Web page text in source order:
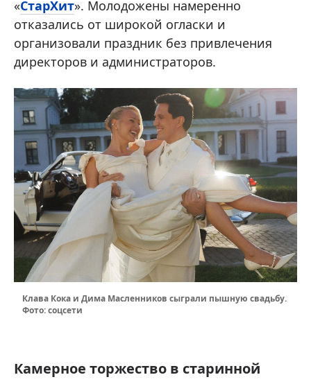
«СтарХит». Молодожены намеренно
отказались от широкой огласки и
организовали праздник без привлечения
директоров и администраторов.
Клава Кока и Дима Масленников сыграли пышную свадьбу.
Фото: соцсети
Камерное торжество в старинной